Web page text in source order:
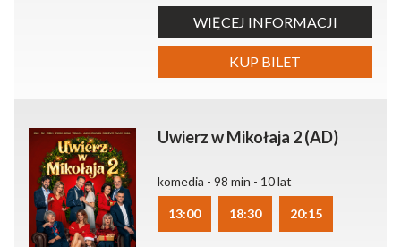
WIĘCEJ INFORMACJI
KUP BILET
Uwierz w Mikołaja 2 (AD)
komedia - 98 min - 10 lat
13:00 18:30 20:15